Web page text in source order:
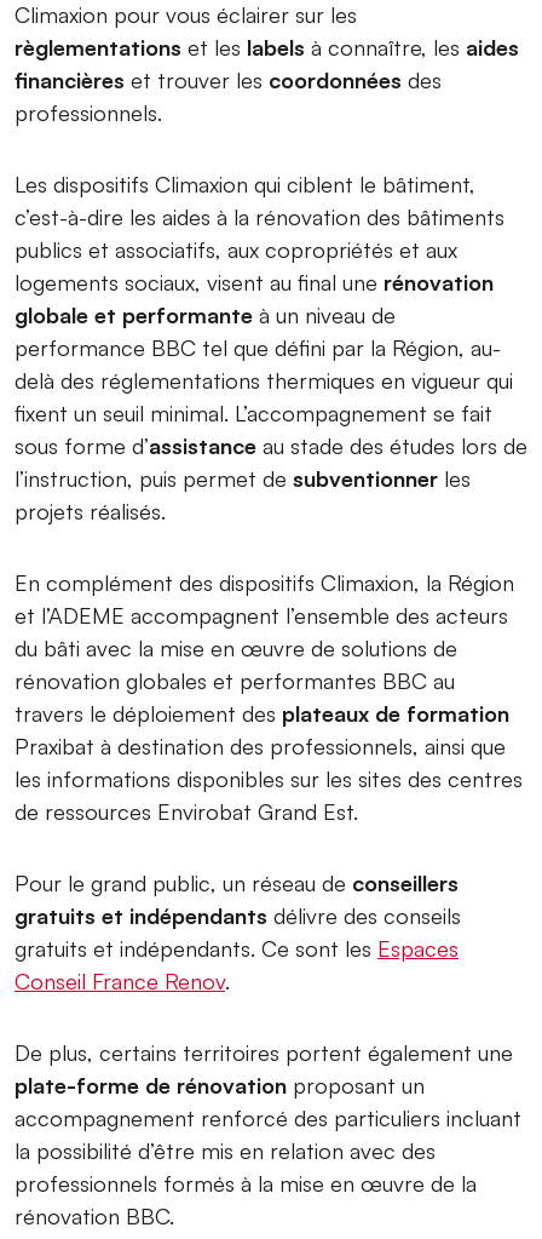
Climaxion pour vous éclairer sur les
règlementations et les labels à connaître, les aides
financières et trouver les coordonnées des
professionnels.
Les dispositifs Climaxion qui ciblent le bâtiment,
c’est-à-dire les aides à la rénovation des bâtiments
publics et associatifs, aux copropriétés et aux
logements sociaux, visent au final une rénovation
globale et performante à un niveau de
performance BBC tel que défini par la Région, au-
delà des réglementations thermiques en vigueur qui
fixent un seuil minimal. L’accompagnement se fait
sous forme d’assistance au stade des études lors de
l’instruction, puis permet de subventionner les
projets réalisés.
En complément des dispositifs Climaxion, la Région
et l’ADEME accompagnent l’ensemble des acteurs
du bâti avec la mise en œuvre de solutions de
rénovation globales et performantes BBC au
travers le déploiement des plateaux de formation
Praxibat à destination des professionnels, ainsi que
les informations disponibles sur les sites des centres
de ressources Envirobat Grand Est.
Pour le grand public, un réseau de conseillers
gratuits et indépendants délivre des conseils
gratuits et indépendants. Ce sont les Espaces
Conseil France Renov.
De plus, certains territoires portent également une
plate-forme de rénovation proposant un
accompagnement renforcé des particuliers incluant
la possibilité d’être mis en relation avec des
professionnels formés à la mise en œuvre de la
rénovation BBC.